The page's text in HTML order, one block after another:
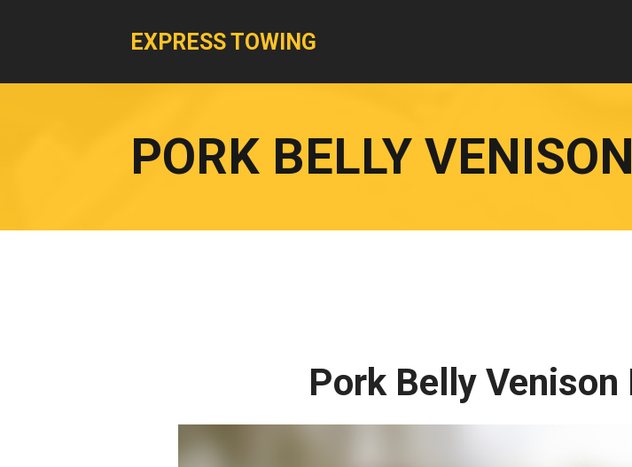
EXPRESS TOWING
PORK BELLY
Pork Belly Venison